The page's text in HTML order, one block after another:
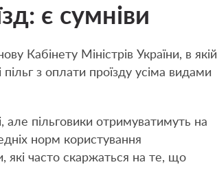
є сумніви
Кабінету Міністрів України, в якій
з оплати проїзду усіма видами
але пільговики отримуватимуть на
норм користування
які часто скаржаться на те, що